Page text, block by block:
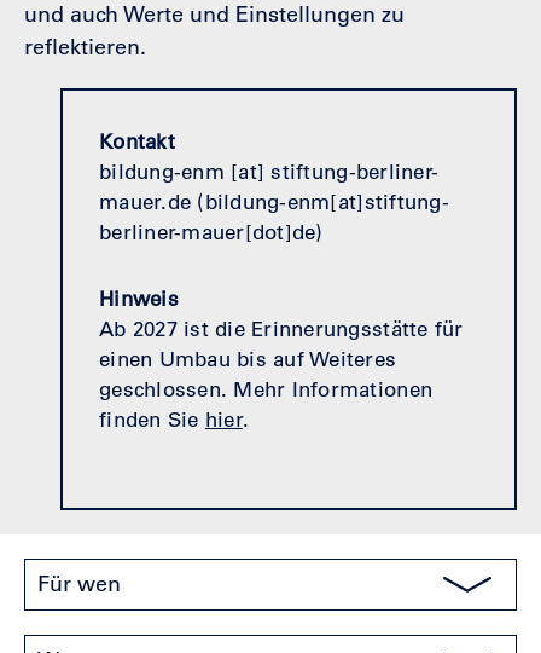
und auch Werte und Ein­stellungen zu
reflektieren.
Kontakt
bildung-enm [at]stiftung-berliner-
mauer.de (bildung-enm[at]stiftung-
berliner-mauer[dot]de)
Hinweis
Ab 2027 ist die Erinnerungsstätte für
einen Umbau bis auf Weiteres
geschlossen. Mehr Informationen
finden Sie hier.
Für wen